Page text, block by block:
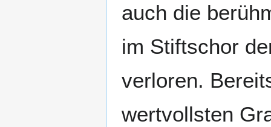
auch die
im Stiftschor
verloren.
wertvollsten